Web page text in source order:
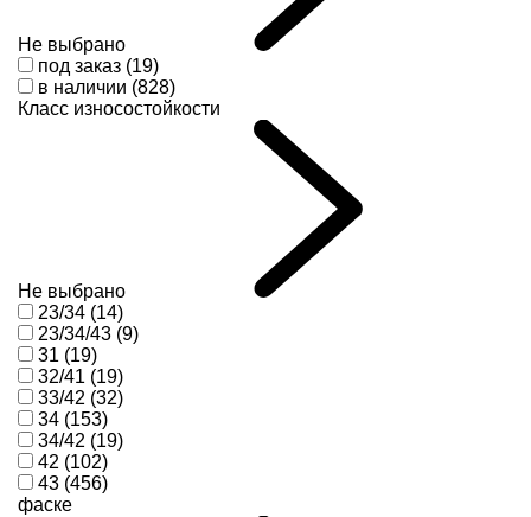
Не выбрано
под заказ (19)
в наличии (828)
Класс износостойкости
Не выбрано
23/34 (14)
23/34/43 (9)
31 (19)
32/41 (19)
33/42 (32)
34 (153)
34/42 (19)
42 (102)
43 (456)
фаске